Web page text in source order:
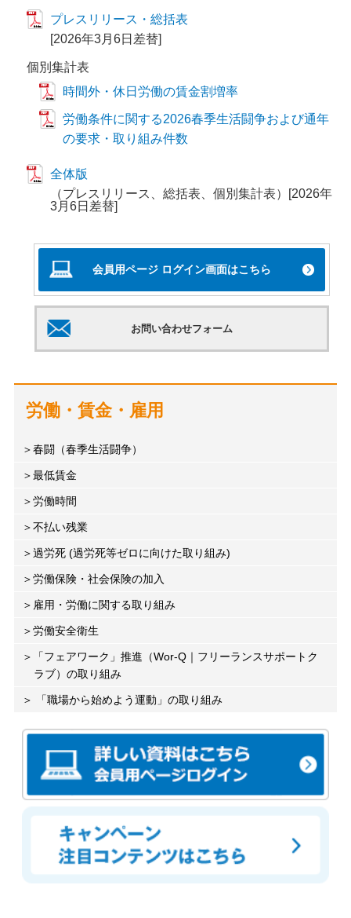
プレスリリース・総括表
[2026年3月6日差替]
個別集計表
時間外・休日労働の賃金割増率
労働条件に関する2026春季生活闘争および通年
の要求・取り組み件数
全体版
（プレスリリース、総括表、個別集計表）[2026年
3月6日差替]
会員用ページ ログイン画面はこちら
お問い合わせフォーム
労働・賃金・雇用
春闘（春季生活闘争）
最低賃金
労働時間
不払い残業
過労死 (過労死等ゼロに向けた取り組み)
労働保険・社会保険の加入
雇用・労働に関する取り組み
労働安全衛生
「フェアワーク」推進（Wor-Q｜フリーランスサポートク
ラブ）の取り組み
「職場から始めよう運動」の取り組み